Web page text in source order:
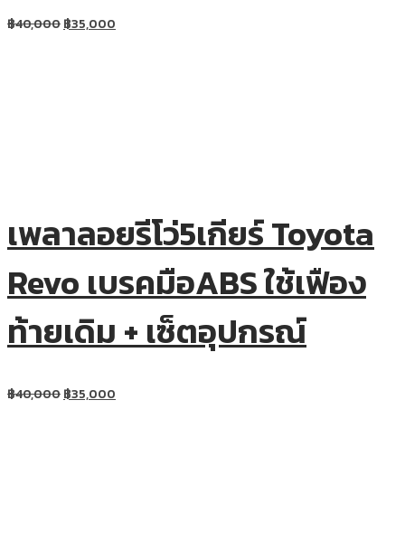
฿40,000฿35,000
เพลาลอยรีโว่5เกียร์ Toyota
Revo เบรคมือABS ใช้เฟือง
ท้ายเดิม + เซ็ตอุปกรณ์
฿40,000฿35,000